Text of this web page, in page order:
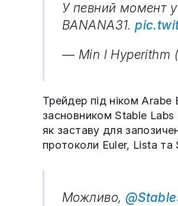
У певний момент у
BANANA31.
— Min l Hyperithm
Трейдер під ніком Arabe
засновником Stable Labs
як заставу для
протоколи Euler, Lista та
Можливо,